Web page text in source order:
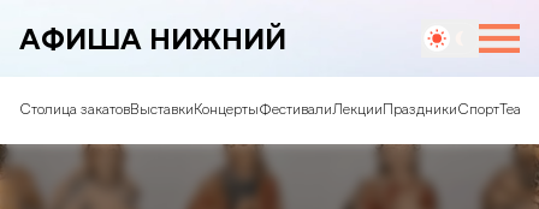
АФИША НИЖНИЙ
Столица закатовВыставкиКонцертыФестивалиЛекции ПраздникиСпорт